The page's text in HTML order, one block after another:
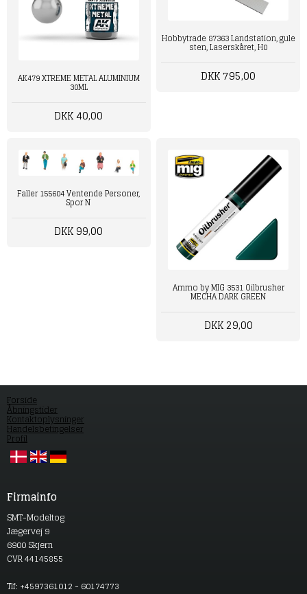
AK479 XTREME METAL ALUMINIUM
30ML
DKK 40,00
Hobbytrade 87363 Landstation, gule
sten, Laserskåret, H0
DKK 795,00
Faller 155604 Ventende Personer,
Spor N
DKK 99,00
Ammo by MIG 3531 Oilbrusher
MECHA DARK GREEN
DKK 29,00
Forside
Åbningstider
Kontaktoplysninger
Handelsbetingelser
Profil
Firmainfo
SMT-Modeltog
Jægervej 9
6900 Skjern
CVR 44145855
Tlf: +4597361012 - 60174773